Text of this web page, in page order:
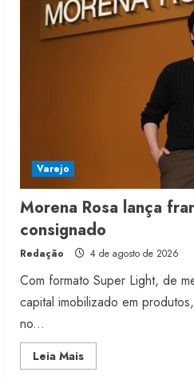
Varejo
Morena Rosa lança
consignado
Redação 4 de agosto de 2026
Com formato Super Light, de
capital imobilizado em
no...
Leia MaisRead
more